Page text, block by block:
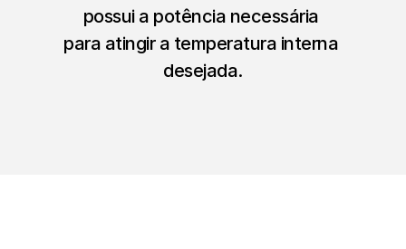
possui a potência necessária
para atingir a temperatura interna
desejada.